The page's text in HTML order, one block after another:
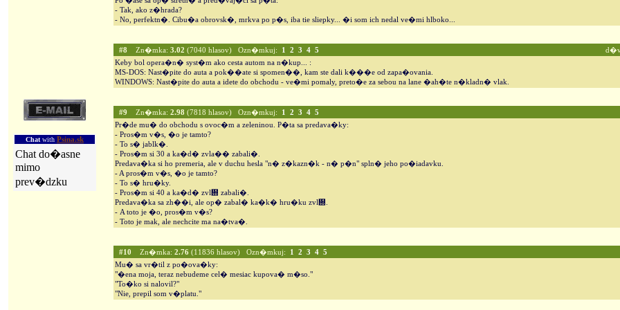
- Tak, ako z�hrada?
- No, perfektn�. Cibu�a obrovsk�, mrkva po p�s, iba tie sliepky... �i som ich nedal ve�mi hlboko...
#8 Zn�mka: 3.02 (7040 hlasov) Ozn�mkuj: 1 2 3 4 5
Keby bol opera�n� syst�m ako cesta autom na n�kup... :
MS-DOS: Nast�pite do auta a pok��ate si spomen��, kam ste dali k���e od zapa�ovania.
WINDOWS: Nast�pite do auta a idete do obchodu - ve�mi pomaly, preto�e za sebou na lane �ah�te n�kladn� vlak.
#9 Zn�mka: 2.98 (7818 hlasov) Ozn�mkuj: 1 2 3 4 5
Pr�de mu� do obchodu s ovoc�m a zeleninou. P�ta sa predava�ky:
- Pros�m v�s, �o je tamto?
- To s� jablk�.
- Pros�m si 30 a ka�d� zvla�� zabali�.
Predava�ka si ho premeria, ale v duchu hesla "n� z�kazn�k - n� p�n" spln� jeho po�iadavku.
- A pros�m v�s, �o je tamto?
- To s� hru�ky.
- Pros�m si 40 a ka�d� zvl᚝ zabali�.
Predava�ka sa zh��i, ale op� zabal� ka�k� hru�ku zvl᚝.
- A toto je �o, pros�m v�s?
- Toto je mak, ale nechcite ma na�tva�.
#10 Zn�mka: 2.76 (11836 hlasov) Ozn�mkuj: 1 2 3 4 5
Mu� sa vr�til z po�ova�ky:
"�ena moja, teraz nebudeme cel� mesiac kupova� m�so."
"To�ko si nalovil?"
"Nie, prepil som v�platu."
Chat with Psina.sk
Chat do�asne
mimo
prev�dzku